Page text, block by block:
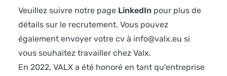
Veuillez suivre notre page LinkedIn pour plus de
détails sur le recrutement. Vous pouvez
également envoyer votre cv à info@valx.eu si
vous souhaitez travailler chez Valx.
En 2022, VALX a été honoré en tant qu'entreprise